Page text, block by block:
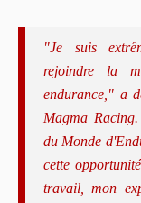
"Je suis
rejoindre la
endurance," a
Magma
du Monde
cette
travail, mon